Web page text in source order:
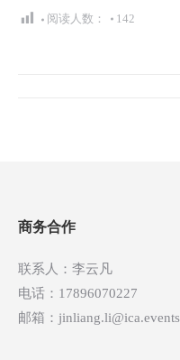
阅读人数： 142
航
商务合作
联系人：李云凡
电话：17896070227
邮箱：jinliang.li@ica.events